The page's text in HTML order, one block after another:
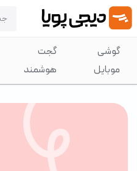
گوشی
موبایل
گجت
هوشمند